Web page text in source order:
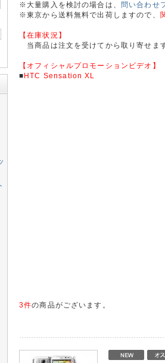
※大量購入を検討の場合は、 問い合わせ
※東京から送料無料で出荷しますので、
【在庫状況】
当商品は注文を受けてから取り寄せま
【オフィシャルプロモーションビデオ】
■HTC Sensation XL
3件の商品がございます。